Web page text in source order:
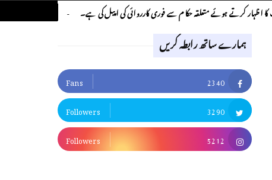
کرتے ہوئے متعلقہ حکام سے فوری کارروائی کی اپیل کی ہے۔ کالم
ہمارے ساتھ رابطہ کریں
2340
Fans
3290
Followers
5212
Followers